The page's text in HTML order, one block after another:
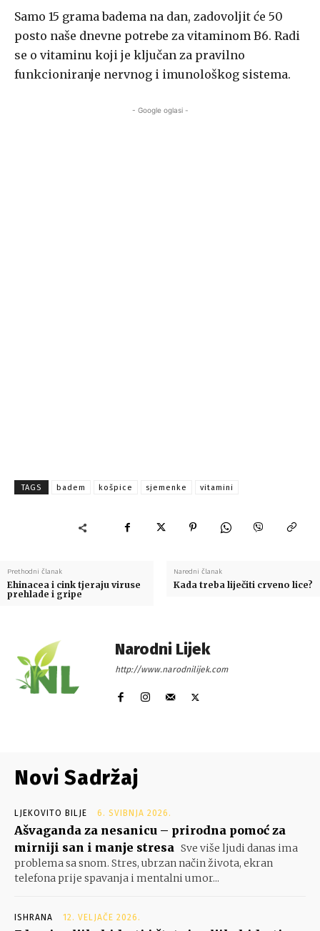
Samo 15 grama badema na dan, zadovoljit će 50
posto naše dnevne potrebe za vitaminom B6. Radi
se o vitaminu koji je ključan za pravilno
funkcioniranje nervnog i imunološkog sistema.
- Google oglasi -
TAGS badem košpice sjemenke vitamini
Prethodni članak
Ehinacea i cink tjeraju viruse
prehlade i gripe
Naredni članak
Kada treba liječiti crveno lice?
Narodni Lijek
http://www.narodnilijek.com
Novi Sadržaj
LJEKOVITO BILJE 6. SVIBNJA 2026.
Ašvaganda za nesanicu – prirodna pomoć za
mirniji san i manje stresa Sve više ljudi danas ima
problema sa snom. Stres, ubrzan način života, ekran
telefona prije spavanja i mentalni umor...
ISHRANA 12. VELJAČE 2026.